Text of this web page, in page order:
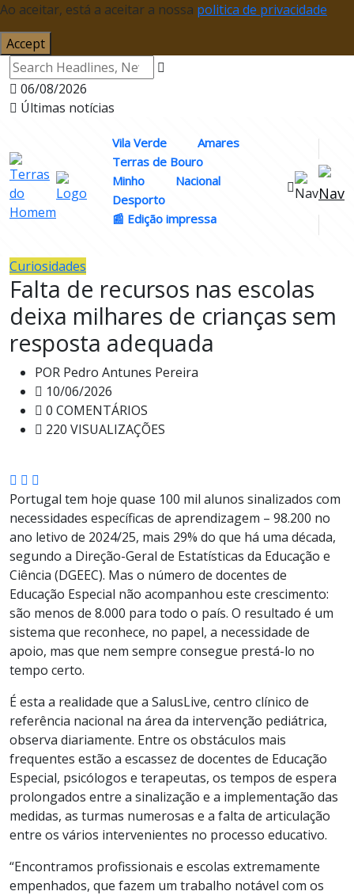
Ao aceitar, está a aceitar a nossa politica de privacidade
Accept
06/08/2026
Últimas notícias
Vila Verde
Amares
Terras de Bouro
Minho
Nacional
Desporto
📰 Edição impressa
Curiosidades
Falta de recursos nas escolas
deixa milhares de crianças sem
resposta adequada
POR Pedro Antunes Pereira
10/06/2026
0 COMENTÁRIOS
220 VISUALIZAÇÕES
Portugal tem hoje quase 100 mil alunos sinalizados com
necessidades específicas de aprendizagem – 98.200 no
ano letivo de 2024/25, mais 29% do que há uma década,
segundo a Direção-Geral de Estatísticas da Educação e
Ciência (DGEEC). Mas o número de docentes de
Educação Especial não acompanhou este crescimento:
são menos de 8.000 para todo o país. O resultado é um
sistema que reconhece, no papel, a necessidade de
apoio, mas que nem sempre consegue prestá-lo no
tempo certo.
É esta a realidade que a SalusLive, centro clínico de
referência nacional na área da intervenção pediátrica,
observa diariamente. Entre os obstáculos mais
frequentes estão a escassez de docentes de Educação
Especial, psicólogos e terapeutas, os tempos de espera
prolongados entre a sinalização e a implementação das
medidas, as turmas numerosas e a falta de articulação
entre os vários intervenientes no processo educativo.
“Encontramos profissionais e escolas extremamente
empenhados, que fazem um trabalho notável com os